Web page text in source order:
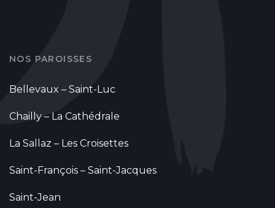
NOS PAROISSES
Bellevaux – Saint-Luc
Chailly – La Cathédrale
La Sallaz – Les Croisettes
Saint-François – Saint-Jacques
Saint-Jean